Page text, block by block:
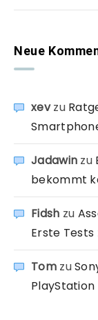
Neue
xevzu
Jadawin zu
bekommt
Fidsh zu
Erste
Tomzu